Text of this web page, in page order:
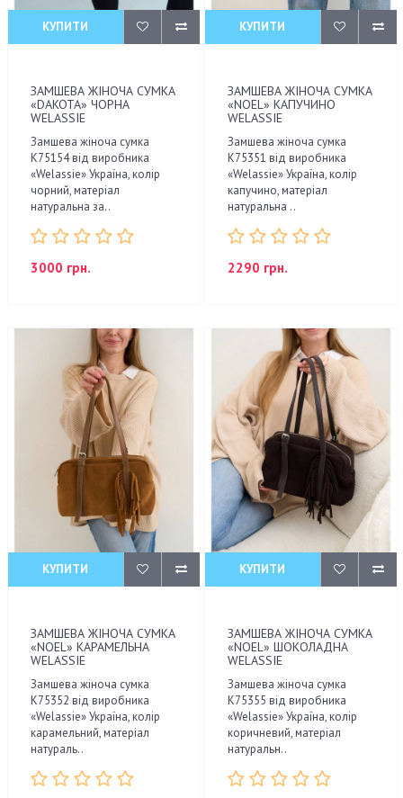
КУПИТИ
ЗАМШЕВА ЖІНОЧА СУМКА
«DAKOTA» ЧОРНА
WELASSIE
Замшева жіноча сумка
К75154 від виробника
«Welassie» Україна, колір
чорний, матеріал
натуральна за..
3000 грн.
КУПИТИ
ЗАМШЕВА ЖІНОЧА СУМКА
«NOEL» КАПУЧИНО
WELASSIE
Замшева жіноча сумка
К75351 від виробника
«Welassie» Україна, колір
капучино, матеріал
натуральна ..
2290 грн.
КУПИТИ
ЗАМШЕВА ЖІНОЧА СУМКА
«NOEL» КАРАМЕЛЬНА
WELASSIE
Замшева жіноча сумка
К75352 від виробника
«Welassie» Україна, колір
карамельний, матеріал
натураль..
КУПИТИ
ЗАМШЕВА ЖІНОЧА СУМКА
«NOEL» ШОКОЛАДНА
WELASSIE
Замшева жіноча сумка
К75355 від виробника
«Welassie» Україна, колір
коричневий, матеріал
натуральн..